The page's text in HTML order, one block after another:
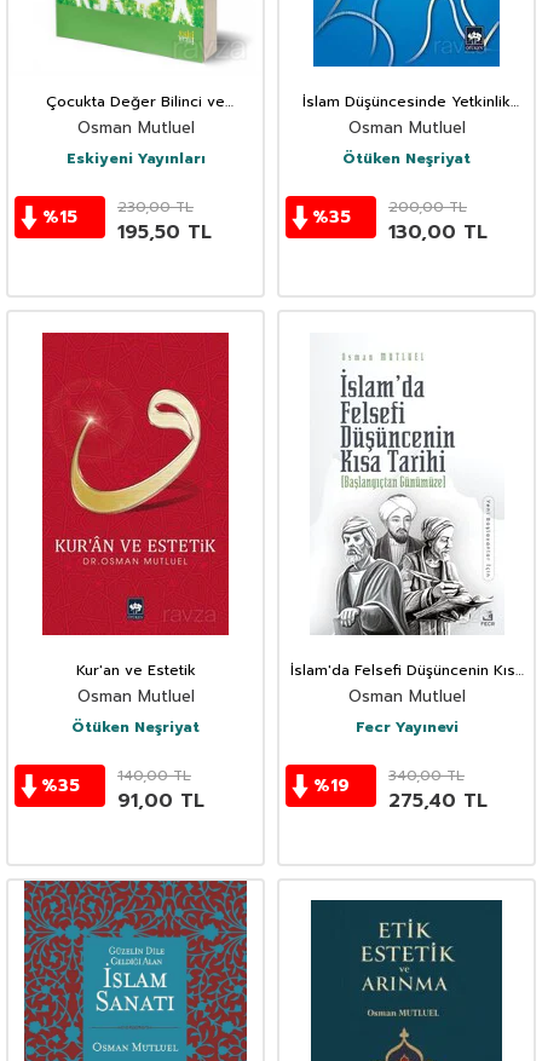
Çocukta Değer Bilinci ve
Karakter Eğitimi (Anne-Baba
Rehberi)
Osman Mutluel
Eskiyeni Yayınları
%15 230,00TL
195,50 TL
İslam Düşüncesinde Yetkinlik
Kavramı ve İnsanın Yetkinleşmesi
Osman Mutluel
Ötüken Neşriyat
%35 200,00TL
130,00 TL
Kur'an ve Estetik
Osman Mutluel
Ötüken Neşriyat
%35 140,00TL
91,00 TL
İslam'da Felsefi Düşüncenin Kısa
Tarihi
Osman Mutluel
Fecr Yayınevi
%19 340,00TL
275,40 TL